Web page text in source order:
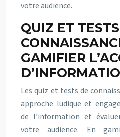
votre audience.
QUIZ ET
GAMIFIER
Les quiz et tests de
approche ludique et
de l’information et
votre audience. En